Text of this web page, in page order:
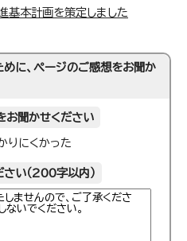
基本計画を策定しました
めに、ページのご感想をお聞か
お聞かせください
りにくかった
い（200字以内）